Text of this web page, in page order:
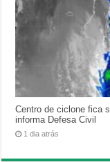
Centro de ciclone fica
informa Defesa Civil
1 dia atrás